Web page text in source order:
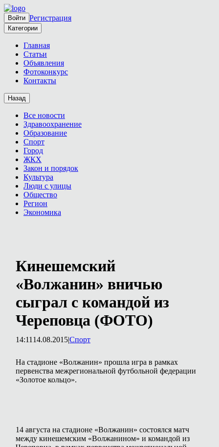
Войти Регистрация
Категории
Главная
Статьи
Объявления
Фотоконкурс
Контакты
Назад
Все новости
Здравоохранение
Образование
Спорт
Город
ЖКХ
Закон и порядок
Культура
Люди с улицы
Общество
Регион
Экономика
Кинешемский
«Волжанин» вничью
сыграл с командой из
Череповца (ФОТО)
14:11 14.08.2015|Спорт
На стадионе «Волжанин» прошла игра в рамках
первенства межрегиональной футбольной федерации
«Золотое кольцо».
14 августа на стадионе «Волжанин» состоялся матч
между кинешемским «Волжанином» и командой из